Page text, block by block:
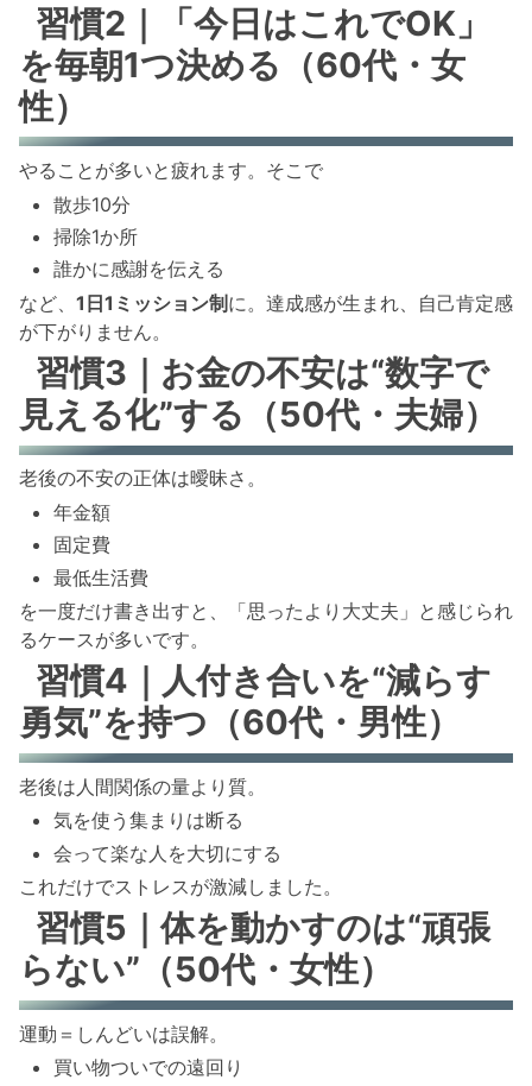
習慣2｜「今日はこれでOK」
を毎朝1つ決める（60代・女
性）
やることが多いと疲れます。そこで
散歩10分
掃除1か所
誰かに感謝を伝える
など、 1日1ミッション制 に。達成感が生まれ、自己肯定感
が下がりません。
習慣3｜お金の不安は“数字で
見える化”する（50代・夫婦）
老後の不安の正体は曖昧さ。
年金額
固定費
最低生活費
を一度だけ書き出すと、「思ったより大丈夫」と感じられ
るケースが多いです。
習慣4｜人付き合いを“減らす
勇気”を持つ（60代・男性）
老後は人間関係の量より質。
気を使う集まりは断る
会って楽な人を大切にする
これだけでストレスが激減しました。
習慣5｜体を動かすのは“頑張
らない”（50代・女性）
運動＝しんどいは誤解。
買い物ついでの遠回り